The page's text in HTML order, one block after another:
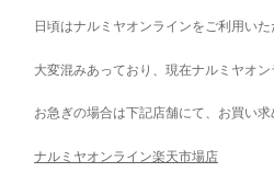
日頃はナルミヤオンラインをご利用い
大変混みあっており、現在ナルミヤオ
お急ぎの場合は下記店舗にて、お買い求
ナルミヤオンライン楽天市場店